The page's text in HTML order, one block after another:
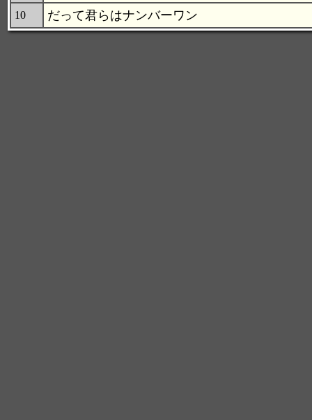
10 だって君らはナンバーワン